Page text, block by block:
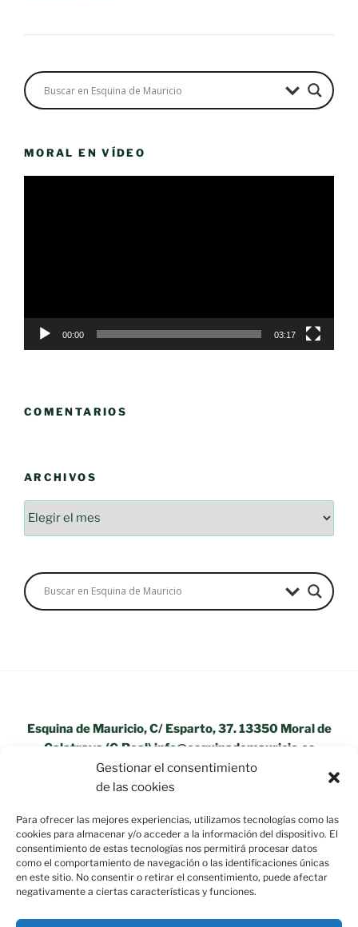
Gestionar el consentimiento
de las cookies
Para ofrecer las mejores experiencias, utilizamos tecnologías como las
cookies para almacenar y/o acceder a la información del dispositivo. El
consentimiento de estas tecnologías nos permitirá procesar datos
como el comportamiento de navegación o las identificaciones únicas
en este sitio. No consentir o retirar el consentimiento, puede afectar
negativamente a ciertas características y funciones.
MORAL EN VÍDEO
00:00 03:17
COMENTARIOS
ARCHIVOS
Esquina de Mauricio, C/ Esparto, 37. 13350 Moral de
Calatrava (C.Real) info@esquinademauricio.es
«Aviso Legal»